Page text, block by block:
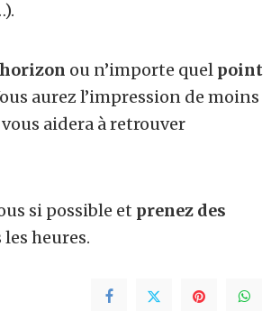
ou n’importe quel point
aurez l’impression de moins
aidera à retrouver
si possible et prenez des
heures.